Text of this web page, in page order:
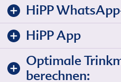
HiPP
HiPP App
Optimale
berechnen: